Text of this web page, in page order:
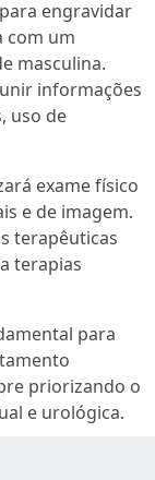
engravidar
com um
masculina.
informações
uso de
exame físico
e de imagem.
terapêuticas
terapias
para
priorizando o
e urológica.